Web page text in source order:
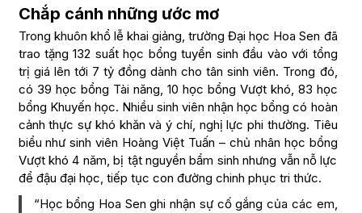
Chắp cánh những ước mơ
Trong khuôn khổ lễ khai giảng, trường Đại học Hoa Sen đã
trao tặng 132 suất học bổng tuyển sinh đầu vào với tổng
trị giá lên tới 7 tỷ đồng dành cho tân sinh viên. Trong đó,
có 39 học bổng Tài năng, 10 học bổng Vượt khó, 83 học
bổng Khuyến học. Nhiều sinh viên nhận học bổng có hoàn
cảnh thực sự khó khăn và ý chí, nghị lực phi thường. Tiêu
biểu như sinh viên Hoàng Việt Tuấn – chủ nhân học bổng
Vượt khó 4 năm, bị tật nguyền bẩm sinh nhưng vẫn nỗ lực
để đậu đại học, tiếp tục con đường chinh phục tri thức.
“Học bổng Hoa Sen ghi nhận sự cố gắng của các em,